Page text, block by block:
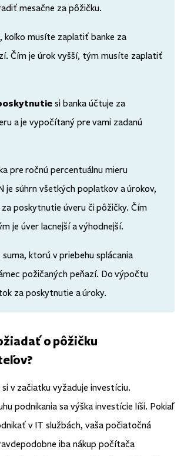
mesačne za pôžičku.
koľko musíte zaplatiť banke za
Čím je úrok vyšší, tým musíte zaplatiť
si banka účtuje za
a je vypočítaný pre vami zadanú
pre ročnú percentuálnu mieru
je súhrn všetkých poplatkov a úrokov,
poskytnutie úveru či pôžičky. Čím
je úver lacnejší a výhodnejší.
suma, ktorú v priebehu splácania
požičaných peňazí. Do výpočtu
za poskytnutie a úroky.
o pôžičku
v začiatku vyžaduje investíciu.
podnikania sa výška investície líši. Pokiaľ
v IT službách, vaša počiatočná
iba nákup počítača